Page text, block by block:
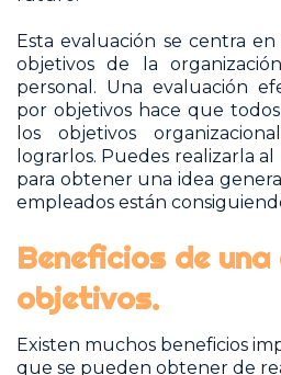
Esta evaluación se centra
objetivos de la
personal. Una evaluación
por objetivos hace que
los objetivos
lograrlos. Puedes realizarla
para obtener una idea
empleados están
Beneficios de
objetivos.
Existen muchos beneficios
que se pueden obtener de